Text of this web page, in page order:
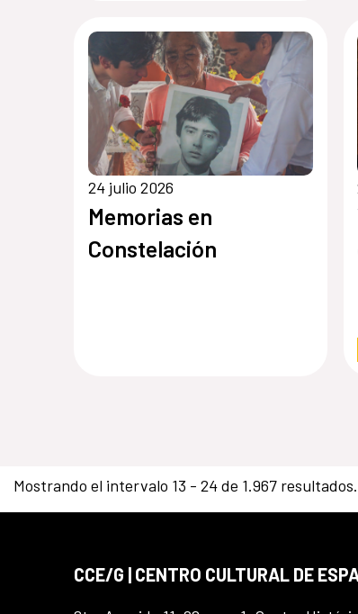
24 julio 2026
Memorias en
Constelación
Mostrando el intervalo 13 - 24 de 1.967 resultados.
CCE/G | CENTRO CULTURAL DE